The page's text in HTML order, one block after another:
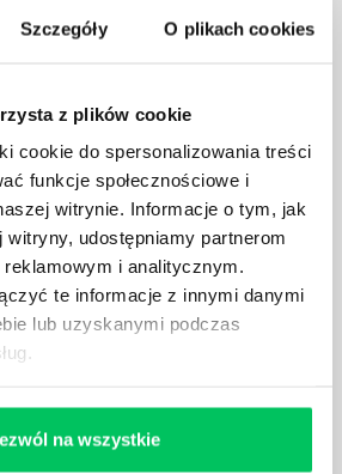
Szczegóły O plikach cookies
z plików cookie
cookie do spersonalizowania treści
funkcje społecznościowe i
witrynie. Informacje o tym, jak
udostępniamy partnerom
reklamowym i analitycznym.
te informacje z innymi danymi
lub uzyskanymi podczas
na wszystkie
nie będzie w stanie
swoich zadań, jeśli zabraknie w
nadzorująca wszystkie
przez pracowników.
MOŻE ROZWINĄĆ SWOJE
ważne stanowisko w każdej